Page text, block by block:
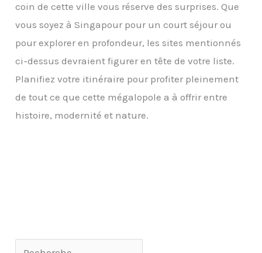
coin de cette ville vous réserve des surprises. Que
vous soyez à Singapour pour un court séjour ou
pour explorer en profondeur, les sites mentionnés
ci-dessus devraient figurer en tête de votre liste.
Planifiez votre itinéraire pour profiter pleinement
de tout ce que cette mégalopole a à offrir entre
histoire, modernité et nature.